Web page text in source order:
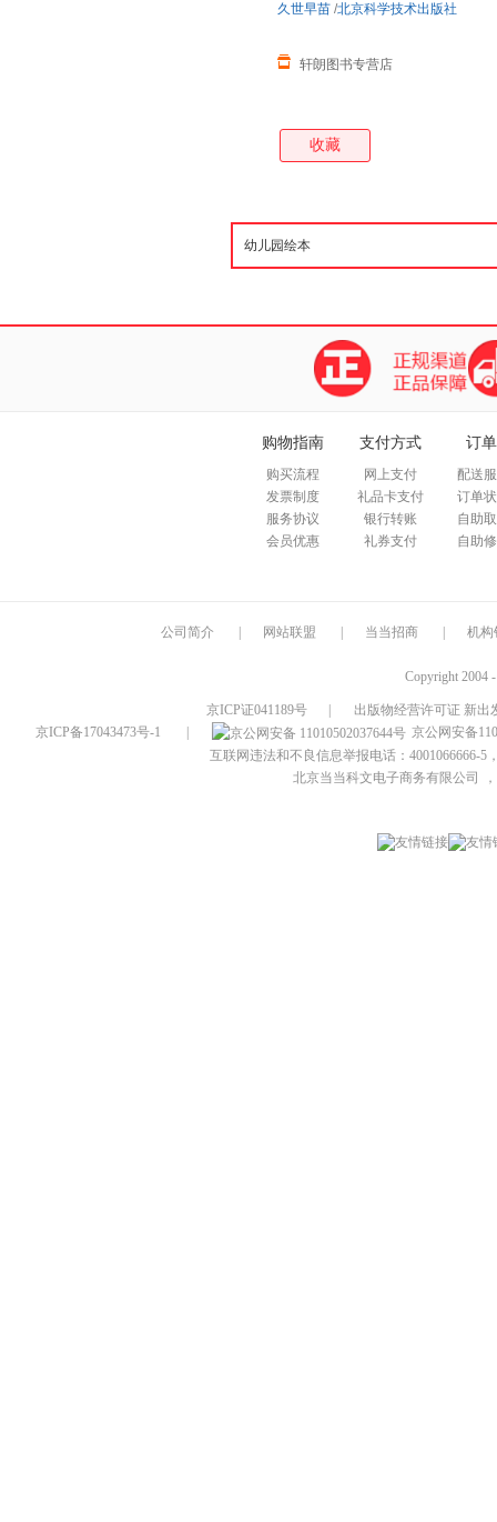
轩朗图书专营店
久世早苗 /北京科学技术出版社
收藏
购物指南
购买流程
发票制度
服务协议
会员优惠
支付方式
网上支付
礼品卡支付
银行转账
礼券支付
订
配送
订单
自助
自助
公司简介 网站联盟 当当招商 机构
Copyright 2004
京ICP证041189号
出版物经营许可证 新出
京ICP备17043473号-1
京公网安备
互联网违法和不良信息举报电话：4001066666-5
北京当当科文电子商务有限公司